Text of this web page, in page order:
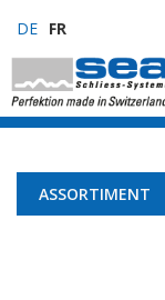
DE FR
ASSORTIMENT